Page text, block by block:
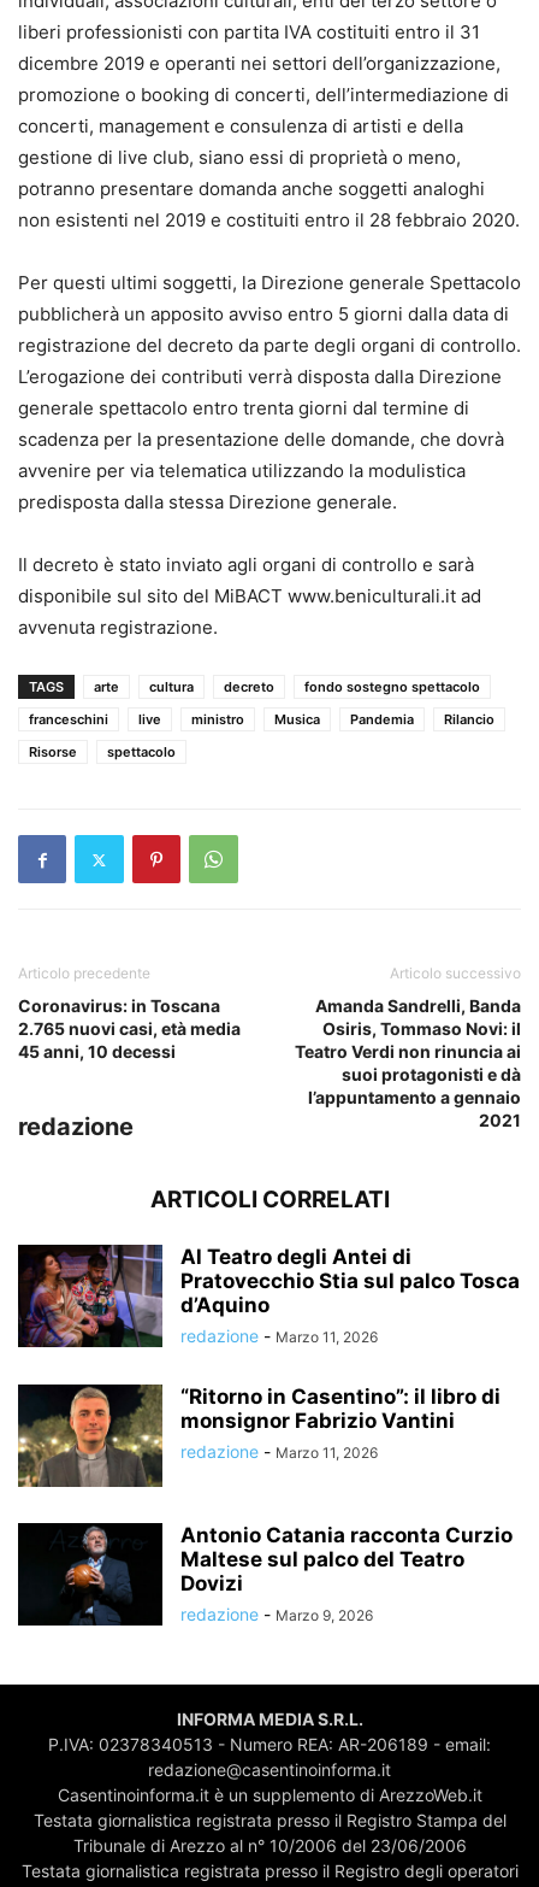
liberi professionisti con partita IVA costituiti entro il 31
dicembre 2019 e operanti nei settori dell’organizzazione,
promozione o booking di concerti, dell’intermediazione di
concerti, management e consulenza di artisti e della
gestione di live club, siano essi di proprietà o meno,
potranno presentare domanda anche soggetti analoghi
non esistenti nel 2019 e costituiti entro il 28 febbraio 2020.
Per questi ultimi soggetti, la Direzione generale Spettacolo
pubblicherà un apposito avviso entro 5 giorni dalla data di
registrazione del decreto da parte degli organi di controllo.
L’erogazione dei contributi verrà disposta dalla Direzione
generale spettacolo entro trenta giorni dal termine di
scadenza per la presentazione delle domande, che dovrà
avvenire per via telematica utilizzando la modulistica
predisposta dalla stessa Direzione generale.
Il decreto è stato inviato agli organi di controllo e sarà
disponibile sul sito del MiBACT www.beniculturali.it ad
avvenuta registrazione.
TAGS arte cultura decreto
fondo sostegno spettacolo
franceschini
live ministro Musica Pandemia
Rilancio
Risorse
spettacolo
Articolo precedente
Coronavirus: in Toscana
2.765 nuovi casi, età media
45 anni, 10 decessi
Articolo successivo
Amanda Sandrelli, Banda
Osiris, Tommaso Novi: il
Teatro Verdi non rinuncia ai
suoi protagonisti e dà
l’appuntamento a gennaio
2021
redazione
ARTICOLI CORRELATI
Al Teatro degli Antei di
Pratovecchio Stia sul palco Tosca
d’Aquino
redazione - Marzo 11, 2026
“Ritorno in Casentino”: il libro di
monsignor Fabrizio Vantini
redazione - Marzo 11, 2026
Antonio Catania racconta Curzio
Maltese sul palco del Teatro
Dovizi
redazione - Marzo 9, 2026
INFORMA MEDIA S.R.L.
P.IVA: 02378340513 - Numero REA: AR-206189 - email:
redazione@casentinoinforma.it
Casentinoinforma.it è un supplemento di ArezzoWeb.it
Testata giornalistica registrata presso il Registro Stampa del
Tribunale di Arezzo al n° 10/2006 del 23/06/2006
Testata giornalistica registrata presso il Registro degli operatori